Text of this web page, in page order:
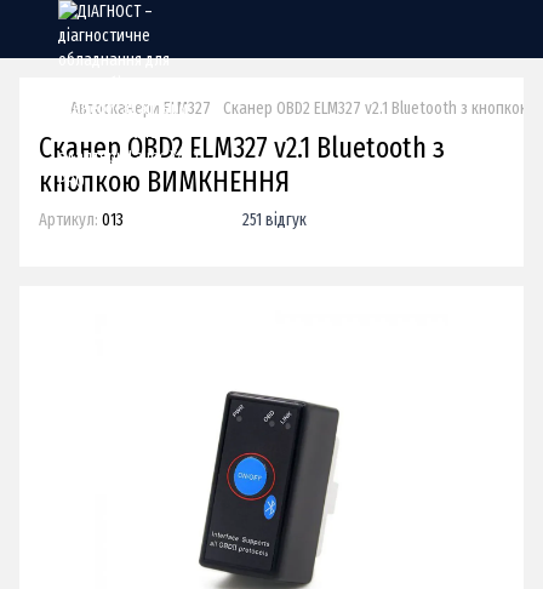
Автосканери ELM327 Cканер OBD2 ELM327 v2.1 Bluetooth з кнопкою
Cканер OBD2 ELM327 v2.1 Bluetooth з
кнопкою ВИМКНЕННЯ
Артикул: 013 251 відгук